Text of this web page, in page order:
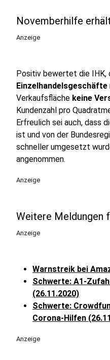
Novemberhilfe
Anzeige
Positiv bewertet die IHK,
Einzelhandelsgeschäfte
Verkaufsfläche keine
Kundenzahl pro
Erfreulich sei auch, dass
ist und von der
schneller umgesetzt
angenommen.
Anzeige
Weitere Meldungen
Anzeige
Warnstreik bei
Schwerte: A1-
(26.11.2020)
Schwerte:
Corona-Hilfen
Anzeige